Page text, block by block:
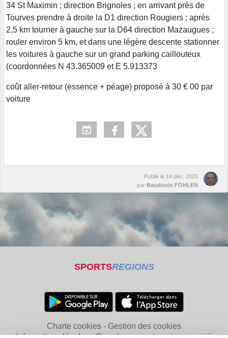
34 St Maximin ; direction Brignoles ; en arrivant près de
Tourves prendre à droite la D1 direction Rougiers ; après
2,5 km tourner à gauche sur la D64 direction Mazaugues ;
rouler environ 5 km, et dans une légère descente stationner
les voitures à gauche sur un grand parking caillouteux
(coordonnées N 43.365009 et E 5.913373
coût aller-retour (essence + péage) proposé à 30 € 00 par
voiture
Publié le 14 déc. 2025
par Baudouin FOHLEN
SPORTSREGIONS
Charte cookies
Gestion des cookies